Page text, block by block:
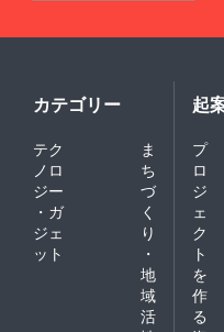
カテゴリー
テク
ノロ
ジー
・ガ
ジェ
ット
ま
ち
づ
く
り
・
地
域
活
起
プ
ロ
ジ
ェ
ク
ト
を
作
る